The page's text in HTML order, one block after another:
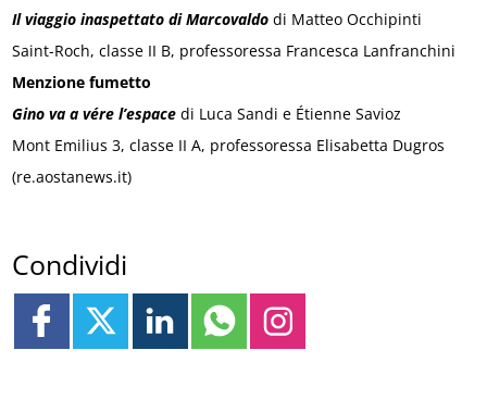
Il viaggio inaspettato di Marcovaldo di Matteo Occhipinti
Saint-Roch, classe II B, professoressa Francesca Lanfranchini
Menzione fumetto
Gino va a vére l’espace di Luca Sandi e Étienne Savioz
Mont Emilius 3, classe II A, professoressa Elisabetta Dugros
(re.aostanews.it)
Condividi